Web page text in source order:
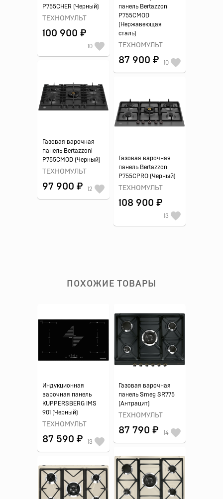
P755CHER (Черный)
ТЕХНОМУЛЬТ
100 900 ₽
10
панель Bertazzoni
P755CMOD
(Нержавеющая
сталь)
ТЕХНОМУЛЬТ
87 900 ₽ 10
Газовая варочная
панель Bertazzoni
P755CMOD (Черный)
ТЕХНОМУЛЬТ
97 900 ₽ 12
Газовая варочная
панель Bertazzoni
P755CPRO (Черный)
ТЕХНОМУЛЬТ
108 900 ₽
13
ПОХОЖИЕ ТОВАРЫ
Индукционная
варочная панель
KUPPERSBERG IMS
901 (Черный)
ТЕХНОМУЛЬТ
87 590 ₽ 13
Газовая варочная
панель Smeg SR775
(Антрацит)
ТЕХНОМУЛЬТ
87 790 ₽ 14